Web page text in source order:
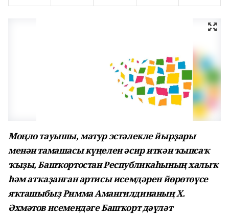
Моңло тауышы, матур эстәлекле йырҙары
менән тамашасы күңелен әсир иткән ҡыпсаҡ
ҡыҙы, Башҡортостан Республикаһының халыҡ
һәм атҡаҙанған артисы исемдәрен йөрөтөүсе
яҡташыбыҙ Римма Амангилдинаның Х.
Әхмәтов исемендәге Башҡорт дәүләт